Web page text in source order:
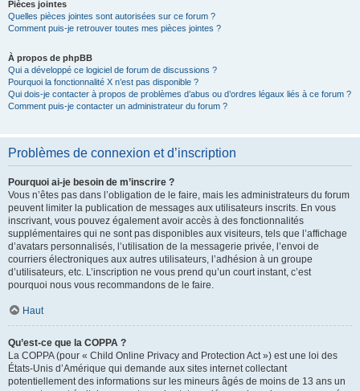
Pièces jointes
Quelles pièces jointes sont autorisées sur ce forum ?
Comment puis-je retrouver toutes mes pièces jointes ?
À propos de phpBB
Qui a développé ce logiciel de forum de discussions ?
Pourquoi la fonctionnalité X n’est pas disponible ?
Qui dois-je contacter à propos de problèmes d’abus ou d’ordres légaux liés à ce forum ?
Comment puis-je contacter un administrateur du forum ?
Problèmes de connexion et d’inscription
Pourquoi ai-je besoin de m’inscrire ?
Vous n’êtes pas dans l’obligation de le faire, mais les administrateurs du forum
peuvent limiter la publication de messages aux utilisateurs inscrits. En vous
inscrivant, vous pouvez également avoir accès à des fonctionnalités
supplémentaires qui ne sont pas disponibles aux visiteurs, tels que l’affichage
d’avatars personnalisés, l’utilisation de la messagerie privée, l’envoi de
courriers électroniques aux autres utilisateurs, l’adhésion à un groupe
d’utilisateurs, etc. L’inscription ne vous prend qu’un court instant, c’est
pourquoi nous vous recommandons de le faire.
Haut
Qu’est-ce que la COPPA ?
La COPPA (pour « Child Online Privacy and Protection Act ») est une loi des
États-Unis d’Amérique qui demande aux sites internet collectant
potentiellement des informations sur les mineurs âgés de moins de 13 ans un